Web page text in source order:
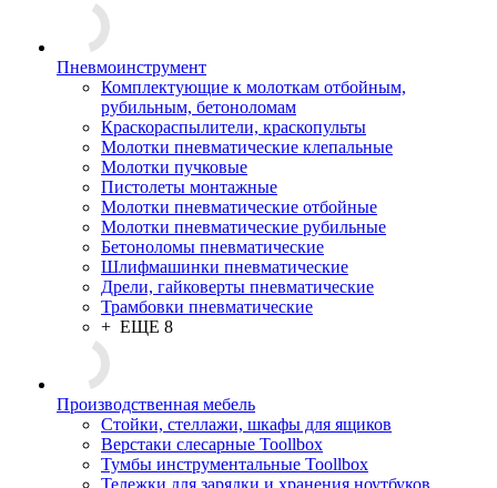
Пневмоинструмент
Комплектующие к молоткам отбойным,
рубильным, бетоноломам
Краскораспылители, краскопульты
Молотки пневматические клепальные
Молотки пучковые
Пистолеты монтажные
Молотки пневматические отбойные
Молотки пневматические рубильные
Бетоноломы пневматические
Шлифмашинки пневматические
Дрели, гайковерты пневматические
Трамбовки пневматические
+ ЕЩЕ 8
Производственная мебель
Стойки, стеллажи, шкафы для ящиков
Верстаки слесарные Toollbox
Тумбы инструментальные Toollbox
Тележки для зарядки и хранения ноутбуков